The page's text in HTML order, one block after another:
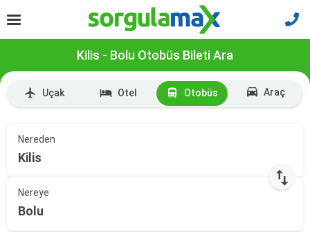
Kilis - Bolu Otobüs Bileti Ara
Uçak Otel Otobüs Araç
Nereden
Kilis
Nereye
Bolu